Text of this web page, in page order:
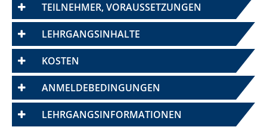
TEILNEHMER, VORAUSSETZUNGEN
LEHRGANGSINHALTE
KOSTEN
ANMELDEBEDINGUNGEN
LEHRGANGSINFORMATIONEN